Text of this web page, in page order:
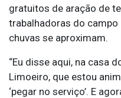
gratuitos de aração de
trabalhadoras do
chuvas se aproximam.
“Eu disse aqui, na casa
Limoeiro, que estou
‘pegar no serviço’. E